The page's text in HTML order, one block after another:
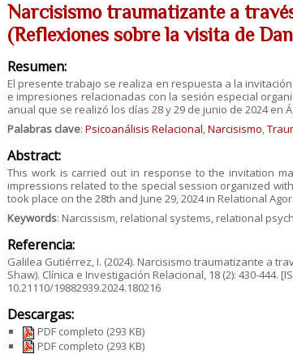
Narcisismo traumatizante a
(Reflexiones sobre la visita de
Resumen:
El presente trabajo se realiza en respuesta a la
e impresiones relacionadas con la sesión especial
anual que se realizó los días 28 y 29 de junio de 2024 en
Palabras clave: Psicoanálisis Relacional,Narcisismo,
Abstract:
This work is carried out in response to the invitation
impressions related to the special session organized
took place on the 28th and June 29, 2024 in Relational
Keywords: Narcissism, relational systems, relational
Referencia:
Galilea Gutiérrez, I. (2024). Narcisismo traumatizante a
Shaw). Clínica e Investigación Relacional, 18 (2): 430-444.
10.21110/19882939.2024.180216
Descargas:
PDF completo (293 KB)
PDF completo (293 KB)